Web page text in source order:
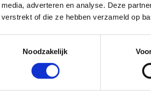
media, adverteren en analyse. Deze
verstrekt of die ze hebben verzameld op
Noodzakelijk